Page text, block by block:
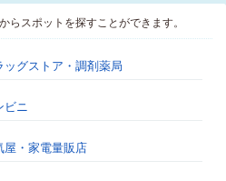
スポットを探すことができます。
ッグストア・調剤薬局
ビニ
屋・家電量販店